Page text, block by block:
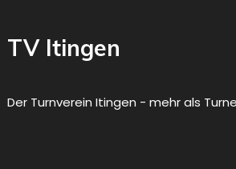
TV Itingen
Der Turnverein Itingen - mehr als